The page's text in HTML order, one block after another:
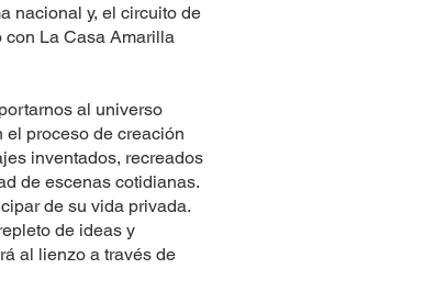
nacional y, el circuito de
con La Casa Amarilla
al universo
proceso de creación
inventados, recreados
de escenas cotidianas.
de su vida privada.
de ideas y
al lienzo a través de